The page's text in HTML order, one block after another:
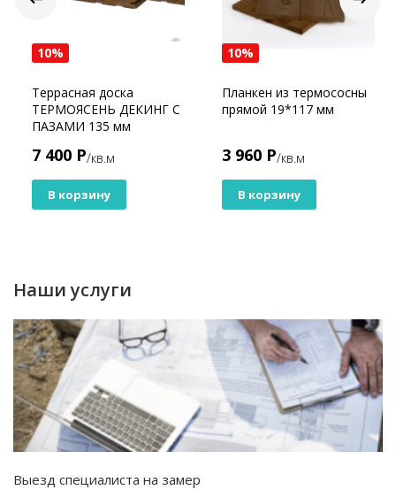
10%
Террасная доска
ТЕРМОЯСЕНЬ ДЕКИНГ С
ПАЗАМИ 135 мм
7 400 Р/кв.м
В корзину
10%
Планкен из термососны
прямой 19*117 мм
3 960 Р/кв.м
В корзину
Наши услуги
Выезд специалиста на замер